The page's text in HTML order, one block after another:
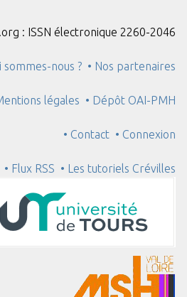
: ISSN électronique 2260-2046
sommes-nous ? • Nos partenaires
légales • Dépôt OAI-PMH
• Contact • Connexion
• Flux RSS • Les tutoriels Crévilles